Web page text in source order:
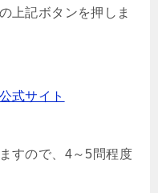
上記ボタンを押しま
式サイト
すので、4～5問程度